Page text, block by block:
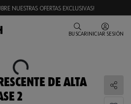
NUESTRAS OFERTAS EXCLUSIVAS!
BUSCAR INICIAR SESIÓN
Loading...
DE ALTA
2